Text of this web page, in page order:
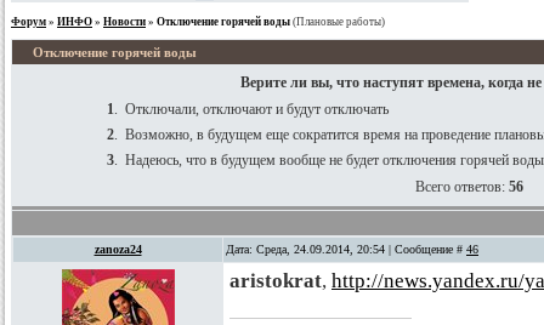
Форум » ИНФО » Новости » Отключение горячей воды (Плановые работы)
Отключение горячей воды
Верите ли вы, что наступят времена, когда
1. Отключали, отключают и будут отключать
2. Возможно, в будущем еще сократится время на проведение
3. Надеюсь, что в будущем вообще не будет отключения горячей воды
Всего ответов: 56
zanoza24 Дата: Среда, 24.09.2014, 20:54 | Сообщение # 46
aristokrat, http://news.yandex.ru/